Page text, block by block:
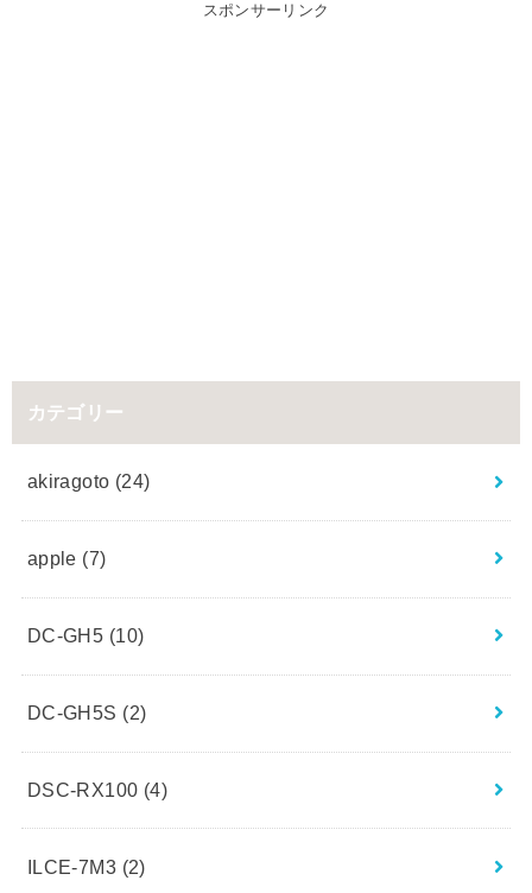
スポンサーリンク
カテゴリー
akiragoto (24)
apple (7)
DC-GH5 (10)
DC-GH5S (2)
DSC-RX100 (4)
ILCE-7M3 (2)